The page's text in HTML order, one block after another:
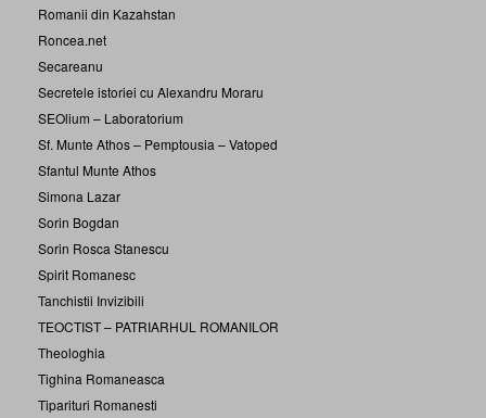
Romanii din Kazahstan
Roncea.net
Secareanu
Secretele istoriei cu Alexandru Moraru
SEOlium – Laboratorium
Sf. Munte Athos – Pemptousia – Vatoped
Sfantul Munte Athos
Simona Lazar
Sorin Bogdan
Sorin Rosca Stanescu
Spirit Romanesc
Tanchistii Invizibili
TEOCTIST – PATRIARHUL ROMANILOR
Theologhia
Tighina Romaneasca
Tiparituri Romanesti